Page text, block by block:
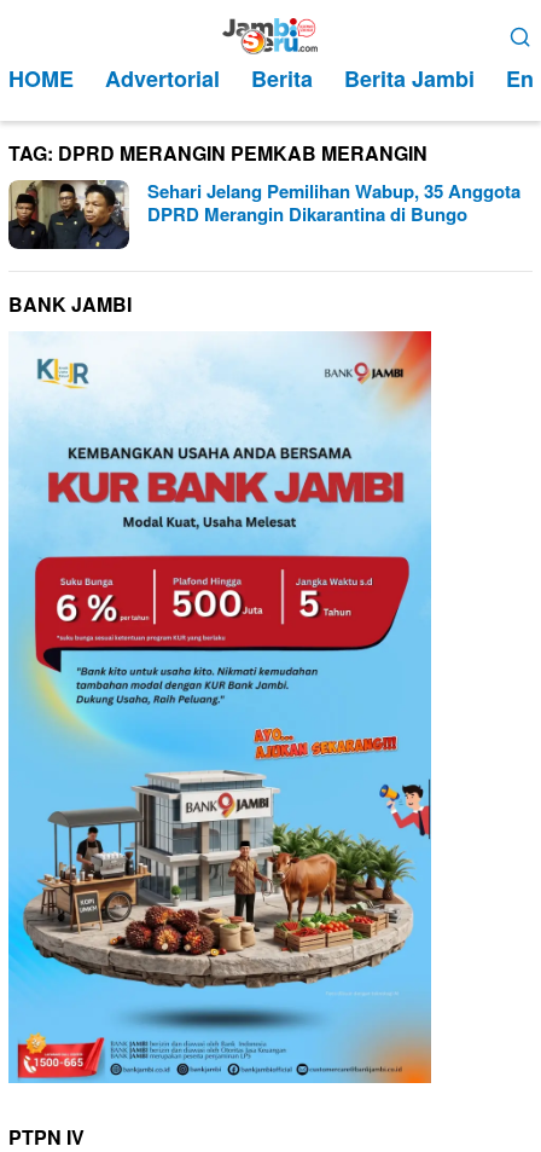
kontenMobile
HOME Advertorial Berita Berita Jambi
TAG: DPRD MERANGIN PEMKAB MERANGIN
Sehari Jelang Pemilihan Wabup, 35 Anggota
DPRD Merangin Dikarantina di Bungo
BANK JAMBI
PTPN IV